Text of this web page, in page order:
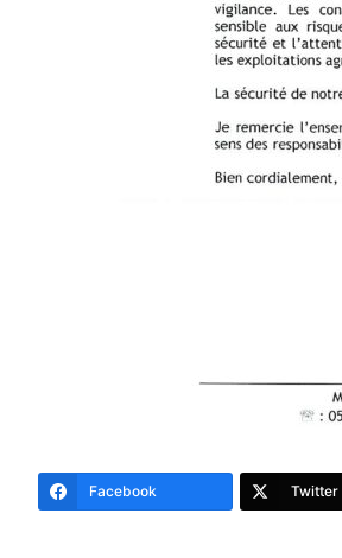
Facebook Twitter